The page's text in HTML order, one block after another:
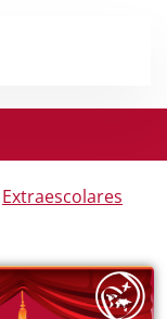
Extraescolares